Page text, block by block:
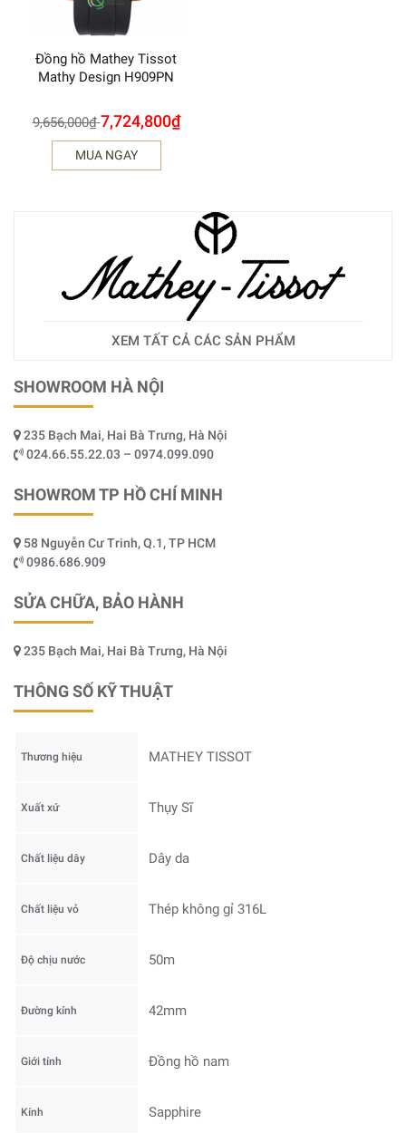
Đồng hồ Mathey Tissot
Mathy Design H909PN
9,656,000₫ 7,724,800₫
MUA NGAY
XEM TẤT CẢ CÁC SẢN PHẨM
SHOWROOM HÀ NỘI
235 Bạch Mai, Hai Bà Trưng, Hà Nội
024.66.55.22.03 – 0974.099.090
SHOWROM TP HỒ CHÍ MINH
58 Nguyễn Cư Trinh, Q.1, TP HCM
0986.686.909
SỬA CHỮA, BẢO HÀNH
235 Bạch Mai, Hai Bà Trưng, Hà Nội
THÔNG SỐ KỸ THUẬT
Thương hiệu MATHEY TISSOT
Xuất xứ Thụy Sĩ
Chất liệu dây Dây da
Chất liệu vỏ Thép không gỉ 316L
Độ chịu nước 50m
Đường kính 42mm
Giới tính Đồng hồ nam
Kính Sapphire